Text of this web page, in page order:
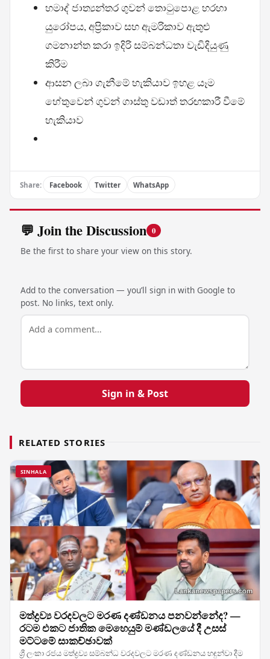
හමාද් ජාත්‍යන්තර ගුවන් තොටුපොළ හරහා
යුරෝපය, අප්‍රිකාව සහ ඇමරිකාව ඇතුළු
ගමනාන්ත කරා ඉදිරි සම්බන්ධතා වැඩිදියුණු
කිරීම
ආසන ලබා ගැනීමේ හැකියාව ඉහළ යෑම
හේතුවෙන් ගුවන් ගාස්තු වඩාත් තරඟකාරී වීමේ
හැකියාව
Share: Facebook Twitter WhatsApp
💬 Join the Discussion 0
Be the first to share your view on this story.
Add to the conversation — you’ll sign in with Google to
post. No links, text only.
Sign in & Post
RELATED STORIES
SINHALA
මත්ද්‍රව්‍ය වරදවලට මරණ දණ්ඩනය පනවන්නේද? —
රටම එකට ජාතික මෙහෙයුම් මණ්ඩලයේ දී උසස්
මට්ටමේ සාකච්ඡාවක්
ශ්‍රී ලංකා රජය මත්ද්‍රව්‍ය සම්බන්ධ වරදවලට මරණ දණ්ඩනය හඳුන්වා දීම